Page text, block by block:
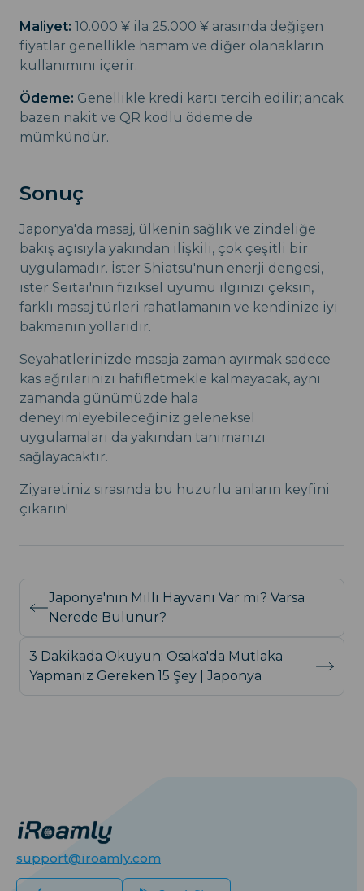
Maliyet: 10.000 ¥ ila 25.000 ¥ arasında değişen
fiyatlar genellikle hamam ve diğer olanakların
kullanımını içerir.
Ödeme: Genellikle kredi kartı tercih edilir; ancak
bazen nakit ve QR kodlu ödeme de
mümkündür.
Sonuç
Japonya'da masaj, ülkenin sağlık ve zindeliğe
bakış açısıyla yakından ilişkili, çok çeşitli bir
uygulamadır. İster Shiatsu'nun enerji dengesi,
ister Seitai'nin fiziksel uyumu ilginizi çeksin,
farklı masaj türleri rahatlamanın ve kendinize iyi
bakmanın yollarıdır.
Seyahatlerinizde masaja zaman ayırmak sadece
kas ağrılarınızı hafifletmekle kalmayacak, aynı
zamanda günümüzde hala
deneyimleyebileceğiniz geleneksel
uygulamaları da yakından tanımanızı
sağlayacaktır.
Ziyaretiniz sırasında bu huzurlu anların keyfini
çıkarın!
Japonya'nın Milli Hayvanı Var mı? Varsa
Nerede Bulunur?
3 Dakikada Okuyun: Osaka'da Mutlaka
Yapmanız Gereken 15 Şey | Japonya
support@iroamly.com